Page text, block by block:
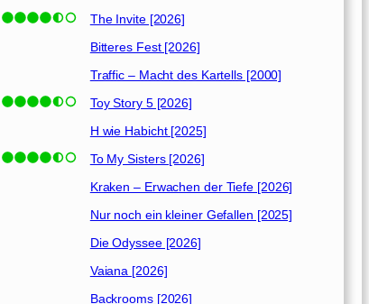
The Invite [2026]
Bitteres Fest [2026]
Traffic – Macht des Kartells [2000]
Toy Story 5 [2026]
H wie Habicht [2025]
To My Sisters [2026]
Kraken – Erwachen der Tiefe [2026]
Nur noch ein kleiner Gefallen [2025]
Die Odyssee [2026]
Vaiana [2026]
Backrooms [2026]